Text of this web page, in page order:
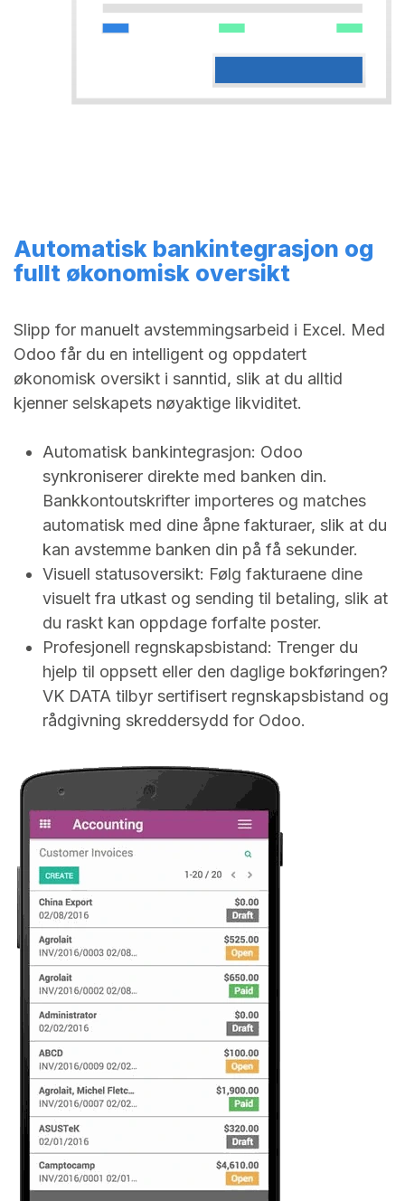
Automatisk bankintegrasjon og
fullt økonomisk oversikt
Slipp for manuelt avstemmingsarbeid i Excel. Med
Odoo får du en intelligent og oppdatert
økonomisk oversikt i sanntid, slik at du alltid
kjenner selskapets nøyaktige likviditet.
Automatisk bankintegrasjon: Odoo
synkroniserer direkte med banken din.
Bankkontoutskrifter importeres og matches
automatisk med dine åpne fakturaer, slik at du
kan avstemme banken din på få sekunder.
Visuell statusoversikt: Følg fakturaene dine
visuelt fra utkast og sending til betaling, slik at
du raskt kan oppdage forfalte poster.
Profesjonell regnskapsbistand: Trenger du
hjelp til oppsett eller den daglige bokføringen?
VK DATA tilbyr sertifisert regnskapsbistand og
rådgivning skreddersydd for Odoo.